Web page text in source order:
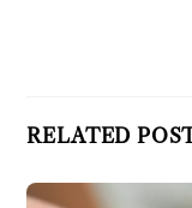
RELATED